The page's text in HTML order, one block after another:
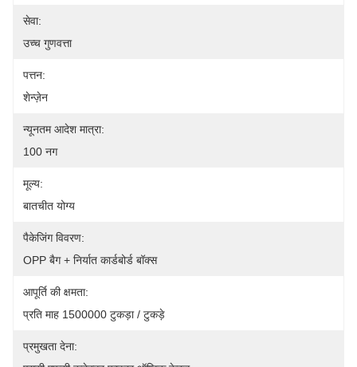
सेवा:
उच्च गुणवत्ता
पत्तन:
शेन्ज़ेन
न्यूनतम आदेश मात्रा:
100 नग
मूल्य:
बातचीत योग्य
पैकेजिंग विवरण:
OPP बैग + निर्यात कार्डबोर्ड बॉक्स
आपूर्ति की क्षमता:
प्रति माह 1500000 टुकड़ा / टुकड़े
प्रमुखता देना: